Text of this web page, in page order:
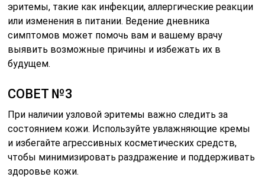
эритемы, такие как инфекции, аллергические реакции
или изменения в питании. Ведение дневника
симптомов может помочь вам и вашему врачу
выявить возможные причины и избежать их в
будущем.
СОВЕТ №3
При наличии узловой эритемы важно следить за
состоянием кожи. Используйте увлажняющие кремы
и избегайте агрессивных косметических средств,
чтобы минимизировать раздражение и поддерживать
здоровье кожи.